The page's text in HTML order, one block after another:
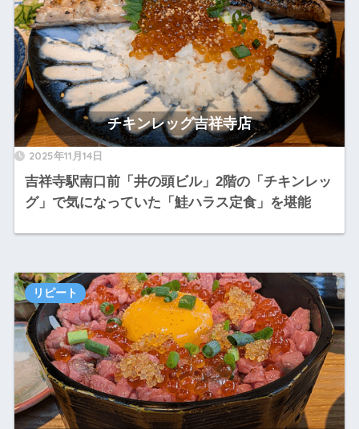
2025年11月14日
吉祥寺駅南口前「井の頭ビル」2階の「チキンレッ
グ」で気になっていた「鮭ハラス定食」を堪能
チキンレッグ吉祥寺店
リピート